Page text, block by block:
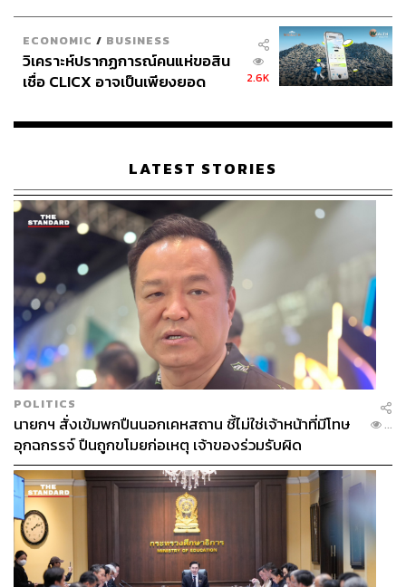
ECONOMIC / BUSINESS
วิเคราะห์ปรากฏการณ์คนแห่ขอสิน
เชื่อ CLICX อาจเป็นเพียงยอด
เรือนไทยที่ถูกซุกไว้
2.6K
LATEST STORIES
POLITICS
นายกฯ สั่งเข้มพกปืนนอกเคหสถาน ชี้ไม่ใช่เจ้าหน้าที่มีโทษ
อุกฉกรรจ์ ปืนถูกขโมยก่อเหตุ เจ้าของร่วมรับผิด
...